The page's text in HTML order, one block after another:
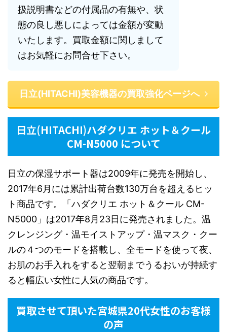
扱説明書などの付属品の有無や、状
態の良し悪しによっては金額が変動
いたします。買取金額に関しまして
はお気軽にお問合せ下さい。
日立(HITACHI)美容機器の買取強化ページへ
日立(HITACHI)ハダクリエ ホット＆クール
CM-N5000 について
日立の保湿サポート器は2009年に発売を開始し、
2017年6月には累計出荷台数130万台を超えるヒッ
ト商品です。「ハダクリエ ホット＆クール CM-
N5000」は2017年8月23日に発売されました。温
クレンジング・温モイストアップ・温マスク・クー
ルの４つのモードを搭載し、全モードを使って夜、
お肌のお手入れをすると翌朝までうるおいが持続す
ると幅広い女性に人気の商品です。
買取させて頂いた宮城県20代女性のお客様
の声